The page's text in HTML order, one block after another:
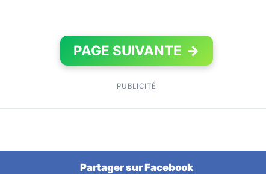
PAGE SUIVANTE →
PUBLICITÉ
Partager sur Facebook